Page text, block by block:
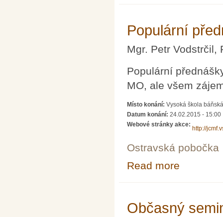
Populární
Mgr. Petr Vodstrčil,
Populární
MO, ale všem
Místo konání: Vysoká škola
Datum konání: 24.02.2015 - 15:00
Webové stránky akce:
http://
Ostravská pobočka
Read more
Občasný